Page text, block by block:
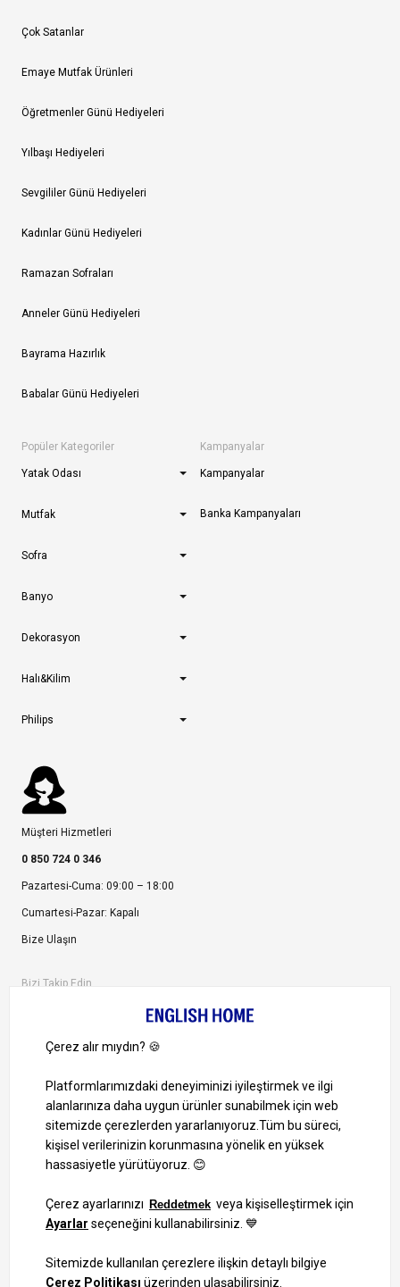
Çok Satanlar
Emaye Mutfak Ürünleri
Öğretmenler Günü Hediyeleri
Yılbaşı Hediyeleri
Sevgililer Günü Hediyeleri
Kadınlar Günü Hediyeleri
Ramazan Sofraları
Anneler Günü Hediyeleri
Bayrama Hazırlık
Babalar Günü Hediyeleri
Popüler Kategoriler
Yatak Odası
Mutfak
Sofra
Banyo
Dekorasyon
Halı&Kilim
Philips
Kampanyalar
Kampanyalar
Banka Kampanyaları
Müşteri Hizmetleri
0 850 724 0 346
Pazartesi-Cuma: 09:00 – 18:00
Cumartesi-Pazar: Kapalı
Bize Ulaşın
Bizi Takip Edin
1000 TL ve Üzeri Alışverişlerinizde Kargo Bedava!
Bilgi Toplum Hizmetleri
KVKK Veri İşleme Politikamız
Site Haritası